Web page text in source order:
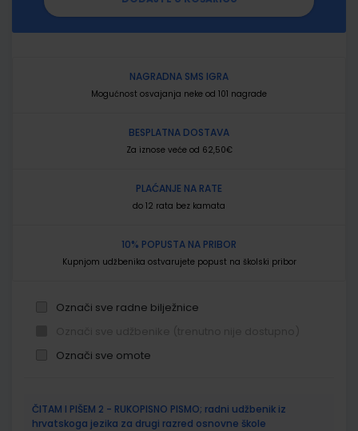
NAGRADNA SMS IGRA
Mogućnost osvajanja neke od 101 nagrade
BESPLATNA DOSTAVA
Za iznose veće od 62,50€
PLAĆANJE NA RATE
do 12 rata bez kamata
10% POPUSTA NA PRIBOR
Kupnjom udžbenika ostvarujete popust na školski pribor
Označi sve radne bilježnice
Označi sve omote
proizvodi
ČITAM I PIŠEM 2 - RUKOPISNO PISMO; radni udžbenik iz
hrvatskoga jezika za drugi razred osnovne škole